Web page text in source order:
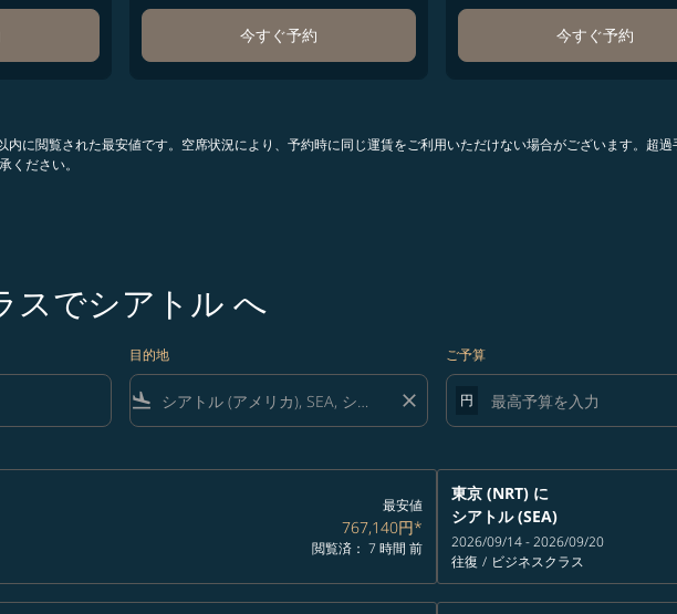
今すぐ予約 今すぐ予約
に閲覧された最安値です。空席状況により、予約時に同じ運賃をご利用いただけない場合がございます。超
ください。
スでシアトル へ
目的地
flight_land close
ご予算
円
最安値
767,140円*
閲覧済： 7 時間 前
東京 (NRT) に
シアトル (SEA)
2026/09/14 - 2026/09/20
往復 / ビジネスクラス